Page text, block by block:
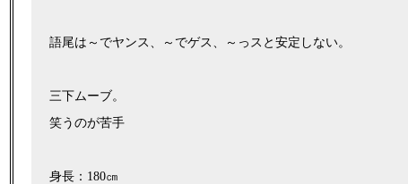
語尾は～でヤンス、～でゲス、～っスと安定しない。
三下ムーブ。
笑うのが苦手
身長：180㎝